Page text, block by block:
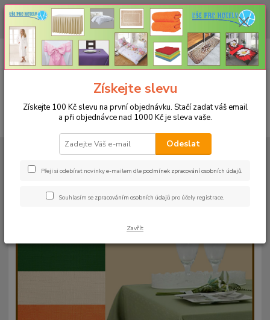
CHCETE NAKOUPIT VĚTŠÍ MNOŽSTVÍ NAŠICH PRODUKTŮ ZA LEPŠÍ
CENU? Klikněte ZDE
CZK
+420 773 794 023
Pondělí-pátek 9-16 hodin
0ks
za0 Kč
UBRUSY
Teflonové ubrusy jednobarevné s vodoodpudivou úpravou
Teflonový ubrus 38x180cm -
olivový R25
Získejte slevu
Získejte 100 Kč slevu na první objednávku. Stačí zadat váš email
a při objednávce nad 1000 Kč je sleva vaše.
Odeslat
Přeji si odebírat novinky e-mailem dle podmínek zpracování osobních údajů.
Souhlasím se zpracováním osobních údajů pro účely registrace.
Zavřít